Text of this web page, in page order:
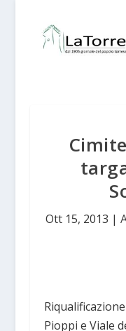
Ott 15, 2013 |
Pioppi e Viale